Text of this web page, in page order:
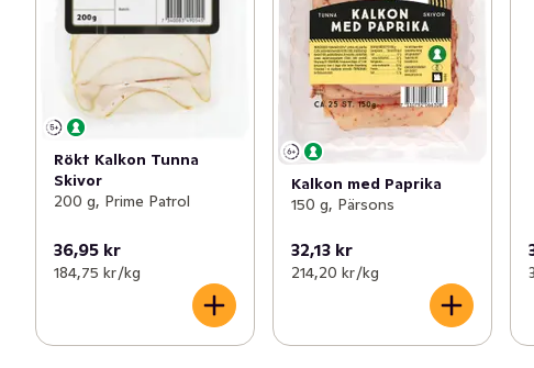
Rökt Kalkon Tunna
Skivor
200 g, Prime Patrol
36,95 kr
184,75 kr /kg
Kalkon med Paprika
150 g, Pärsons
32,13 kr
214,20 kr /kg